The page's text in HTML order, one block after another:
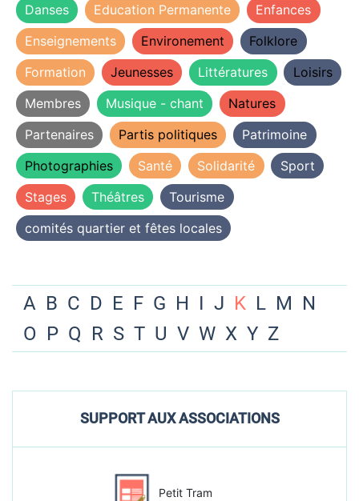
Danses
Education Permanente
Enfances
Enseignements
Environement
Folklore
Formation
Jeunesses Littératures
Loisirs
Membres
Musique - chant
Natures
Partenaires
Partis politiques
Patrimoine
Photographies
Santé Solidarité
Sport
Stages
Théâtres
Tourisme
comités quartier et fêtes locales
A B C D E F G H I J K L M N
O P Q R S T U V W X Y Z
SUPPORT AUX ASSOCIATIONS
Petit Tram